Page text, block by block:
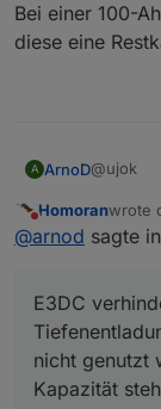
Bei einer 100-
diese eine
A ArnoD@ujok
Ich
genutzt
stehen
Wenn jetzt
RSOC =>
können
RSOC
ASOC
Do not disturb
Homoranwrote
last
@arnod sagte in
E3DC
nicht genutzt
Kapazität